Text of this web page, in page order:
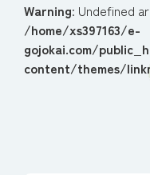
Warning: Undefined
/home/xs397163/e-
gojokai.com/
content/themes/